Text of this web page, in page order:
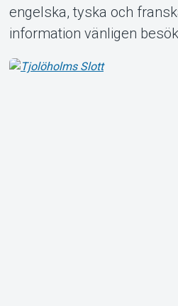
engelska, tyska och
information vänligen besök